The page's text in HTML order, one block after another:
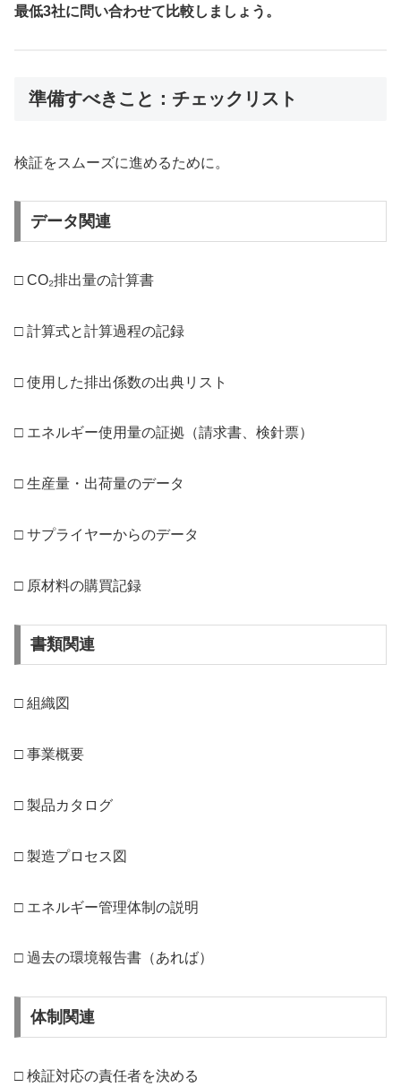
最低3社に問い合わせて比較しましょう。
準備すべきこと：チェックリスト
検証をスムーズに進めるために。
データ関連
□ CO₂排出量の計算書
□ 計算式と計算過程の記録
□ 使用した排出係数の出典リスト
□ エネルギー使用量の証拠（請求書、検針票）
□ 生産量・出荷量のデータ
□ サプライヤーからのデータ
□ 原材料の購買記録
書類関連
□ 組織図
□ 事業概要
□ 製品カタログ
□ 製造プロセス図
□ エネルギー管理体制の説明
□ 過去の環境報告書（あれば）
体制関連
□ 検証対応の責任者を決める